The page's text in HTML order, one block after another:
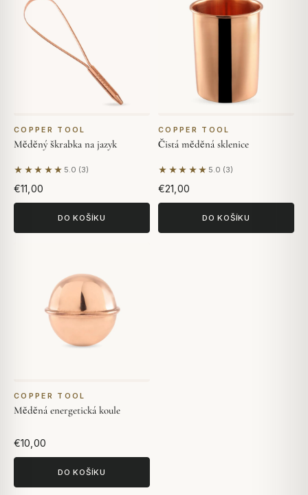
COPPER TOOL
Měděný škrabka na jazyk
★★★★★ 5.0 (3)
Na základě 3 hodnocení
€11,00
DO KOŠÍKU
COPPER TOOL
Čistá měděná sklenice
★★★★★ 5.0 (3)
Na základě 3 hodnocení
€21,00
DO KOŠÍKU
COPPER TOOL
Měděná energetická koule
€10,00
DO KOŠÍKU